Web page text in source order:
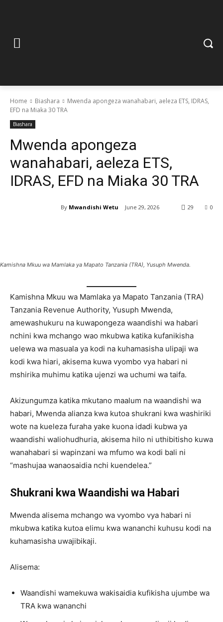
Home Biashara
Mwenda apongeza wanahabari, aeleza ETS, IDRAS,
EFD na Miaka 30 TRA
Biashara
Mwenda apongeza
wanahabari, aeleza ETS,
IDRAS, EFD na Miaka 30 TRA
By Mwandishi Wetu June 29, 2026 0
29
Kamishna Mkuu wa Mamlaka ya Mapato Tanzania (TRA), Yusuph Mwenda.
Kamishna Mkuu wa Mamlaka ya Mapato Tanzania (TRA)
Tanzania Revenue Authority, Yusuph Mwenda,
amewashukuru na kuwapongeza waandishi wa habari
nchini kwa mchango wao mkubwa katika kufanikisha
uelewa wa masuala ya kodi na kuhamasisha ulipaji wa
kodi kwa hiari, akisema kuwa vyombo vya habari ni
mshirika muhimu katika ujenzi wa uchumi wa taifa.
Akizungumza katika mkutano maalum na waandishi wa
habari, Mwenda alianza kwa kutoa shukrani kwa washiriki
wote na kueleza furaha yake kuona idadi kubwa ya
waandishi waliohudhuria, akisema hilo ni uthibitisho kuwa
wanahabari si wapinzani wa mfumo wa kodi bali ni
“mashujaa wanaosaidia nchi kuendelea.”
Shukrani kwa Waandishi wa Habari
Mwenda alisema mchango wa vyombo vya habari ni
mkubwa katika kutoa elimu kwa wananchi kuhusu kodi na
kuhamasisha uwajibikaji.
Alisema:
Waandishi wamekuwa wakisaidia kufikisha ujumbe wa
TRA kwa wananchi